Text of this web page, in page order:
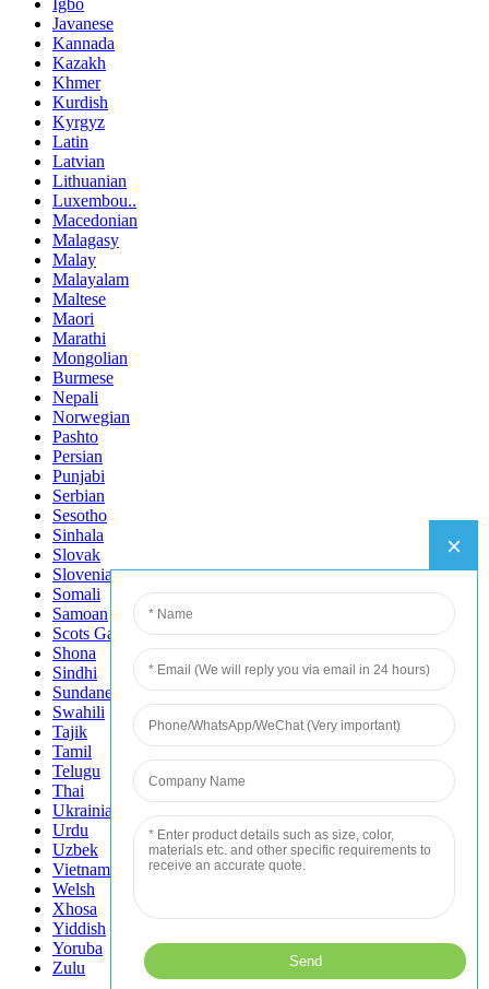
Igbo
Javanese
Kannada
Kazakh
Khmer
Kurdish
Kyrgyz
Latin
Latvian
Lithuanian
Luxembou..
Macedonian
Malagasy
Malay
Malayalam
Maltese
Maori
Marathi
Mongolian
Burmese
Nepali
Norwegian
Pashto
Persian
Punjabi
Serbian
Sesotho
Sinhala
Slovak
Slovenian
Somali
Samoan
Scots Gaelic
Shona
Sindhi
Sundanese
Swahili
Tajik
Tamil
Telugu
Thai
Ukrainian
Urdu
Uzbek
Vietnamese
Welsh
Xhosa
Yiddish
Yoruba
Zulu